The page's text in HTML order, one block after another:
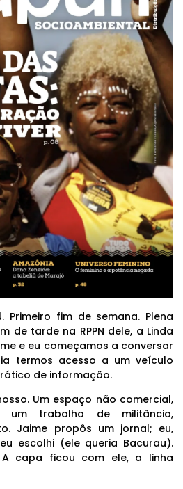
Primeiro fim de semana. Plena
de tarde na RPPN dele, a Linda
e eu começamos a conversar
termos acesso a um veículo
de informação.
Um espaço não comercial,
um trabalho de militância,
Jaime propôs um jornal; eu,
escolhi (ele queria Bacurau).
A capa ficou com ele, a linha